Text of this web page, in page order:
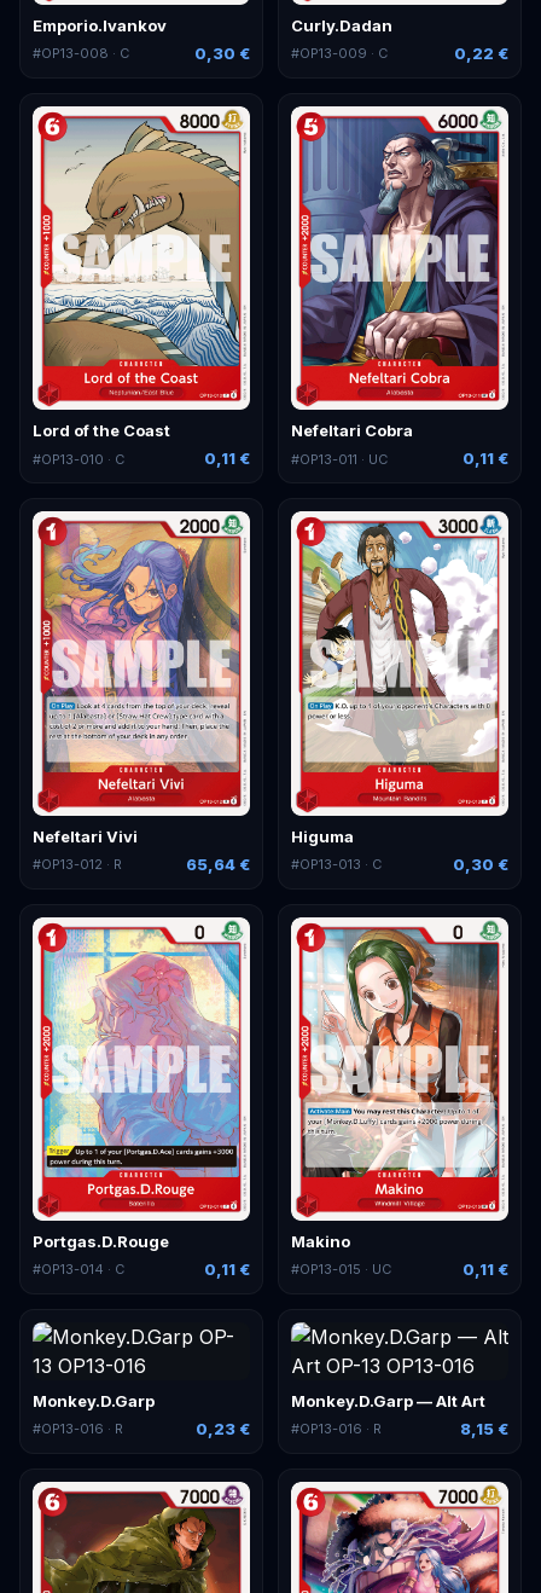
Emporio.Ivankov
#OP13-008 · C 0,30 €
Curly.Dadan
#OP13-009 · C 0,22 €
Lord of the Coast
#OP13-010 · C 0,11 €
Nefeltari Cobra
#OP13-011 · UC 0,11 €
Nefeltari Vivi
#OP13-012 · R 65,64 €
Higuma
#OP13-013 · C 0,30 €
Portgas.D.Rouge
#OP13-014 · C 0,11 €
Makino
#OP13-015 · UC 0,11 €
Monkey.D.Garp
#OP13-016 · R 0,23 €
Monkey.D.Garp — Alt Art
#OP13-016 · R 8,15 €